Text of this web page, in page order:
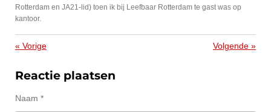
Rotterdam en JA21-lid) toen ik bij Leefbaar Rotterdam te gast was op
kantoor.
« Vorige Volgende »
Reactie plaatsen
Naam *